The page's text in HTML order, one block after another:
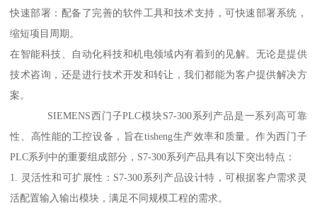
快速部署：配备了完善的软件工具和技术支持，可快速部署系统，
缩短项目周期。
在智能科技、自动化科技和机电领域内有着到的见解。无论是提供
技术咨询，还是进行技术开发和转让，我们都能为客户提供解决方
案。
SIEMENS西门子PLC模块S7-300系列产品是一系列高可靠
性、高性能的工控设备，旨在tisheng生产效率和质量。作为西门子
PLC系列中的重要组成部分，S7-300系列产品具有以下突出特点：
1. 灵活性和可扩展性：S7-300系列产品设计特，可根据客户需求灵
活配置输入输出模块，满足不同规模工程的需求。